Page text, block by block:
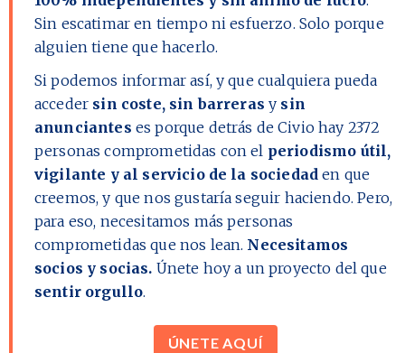
Sin escatimar en tiempo ni esfuerzo. Solo porque
alguien tiene que hacerlo.
Si podemos informar así, y que cualquiera pueda
acceder sin coste, sin barreras y sin
anunciantes es porque detrás de Civio hay 2372
personas comprometidas con el periodismo útil,
vigilante y al servicio de la sociedad en que
creemos, y que nos gustaría seguir haciendo. Pero,
para eso, necesitamos más personas
comprometidas que nos lean. Necesitamos
socios y socias. Únete hoy a un proyecto del que
sentir orgullo.
ÚNETE AQUÍ